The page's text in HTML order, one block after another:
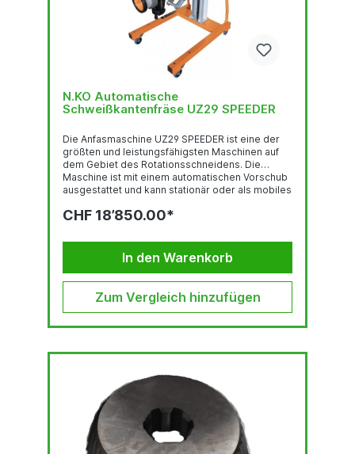
N.KO Automatische
Schweißkantenfräse UZ29 SPEEDER
Die Anfasmaschine UZ29 SPEEDER ist eine der
größten und leistungsfähigsten Maschinen auf
dem Gebiet des Rotationsschneidens. Die
Maschine ist mit einem automatischen Vorschub
ausgestattet und kann stationär oder als mobiles
2 Metern pro Minute eingesetzt werden. Die
Stähle als auch Edelstahl bearbeiten. Die
Maschine verfügt über einen Super-Silent-
Antrieb und erhöht somit den Geräuschpegel am
CHF 18’850.00*
In den Warenkorb
Zum Vergleich hinzufügen